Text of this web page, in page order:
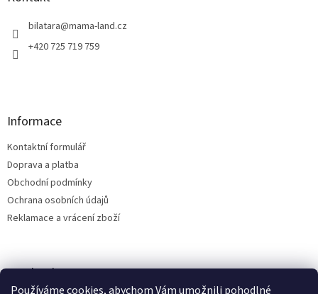
Používáme cookies, abychom Vám umožnili pohodlné
bilatara@mama-land.cz
+420 725 719 759
Informace
Kontaktní formulář
Doprava a platba
Obchodní podmínky
Ochrana osobních údajů
Reklamace a vrácení zboží
Facebook